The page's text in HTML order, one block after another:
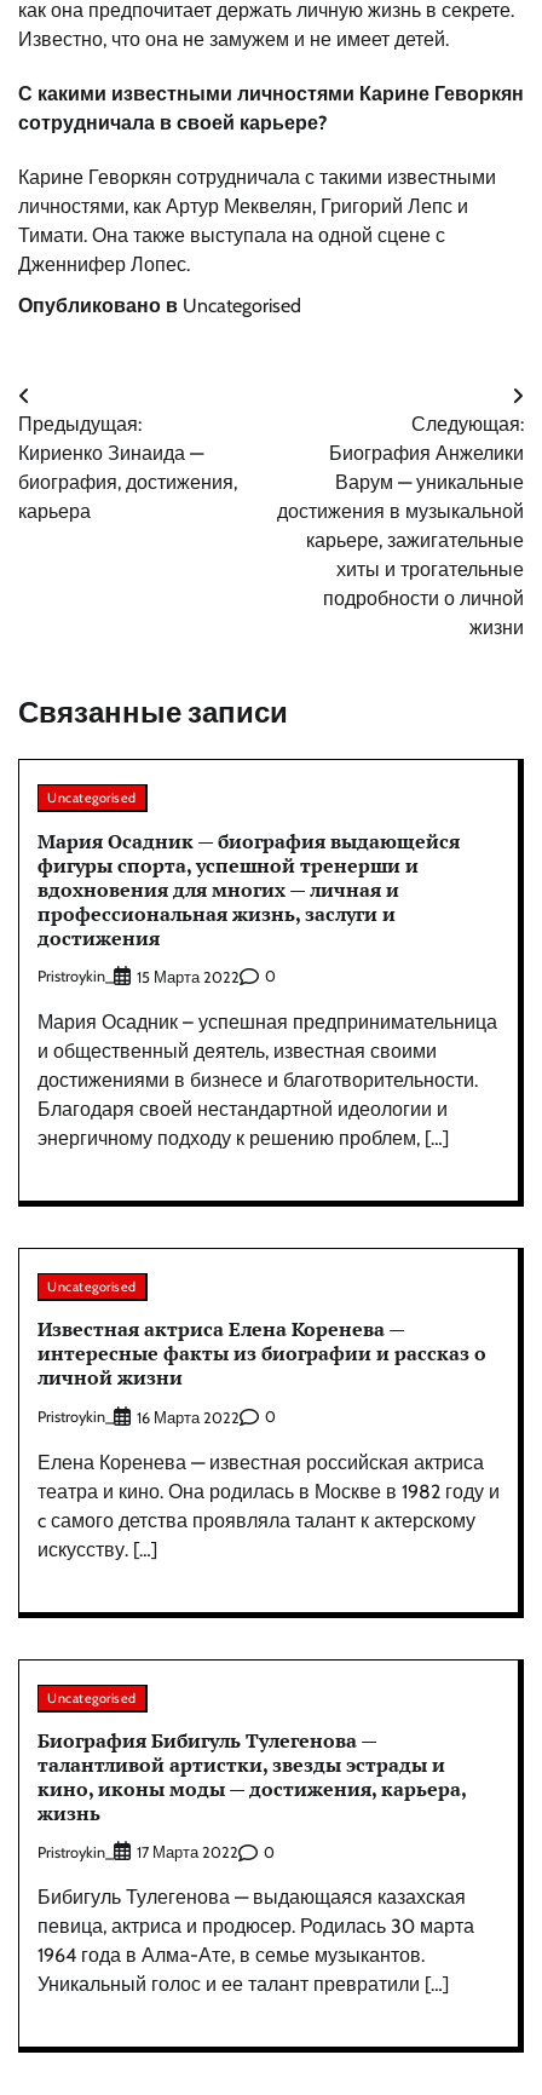
как она предпочитает держать личную жизнь в секрете.
Известно, что она не замужем и не имеет детей.
С какими известными личностями Карине Геворкян
сотрудничала в своей карьере?
Карине Геворкян сотрудничала с такими известными
личностями, как Артур Меквелян, Григорий Лепс и
Тимати. Она также выступала на одной сцене с
Дженнифер Лопес.
Опубликовано в Uncategorised
Навигация
по
записям
Предыдущая:
Кириенко Зинаида —
биография, достижения,
карьера
Следующая:
Биография Анжелики
Варум — уникальные
достижения в музыкальной
карьере, зажигательные
хиты и трогательные
подробности о личной
жизни
Связанные записи
Uncategorised
Мария Осадник — биография выдающейся
фигуры спорта, успешной тренерши и
вдохновения для многих — личная и
профессиональная жизнь, заслуги и
достижения
Pristroykin_ 15 Марта 2022 0
Мария Осадник – успешная предпринимательница
и общественный деятель, известная своими
достижениями в бизнесе и благотворительности.
Благодаря своей нестандартной идеологии и
энергичному подходу к решению проблем, […]
Uncategorised
Известная актриса Елена Коренева —
интересные факты из биографии и рассказ о
личной жизни
Pristroykin_ 16 Марта 2022 0
Елена Коренева — известная российская актриса
театра и кино. Она родилась в Москве в 1982 году и
c самого детства проявляла талант к актерскому
искусству. […]
Uncategorised
Биография Бибигуль Тулегенова —
талантливой артистки, звезды эстрады и
кино, иконы моды — достижения, карьера,
жизнь
Pristroykin_ 17 Марта 2022 0
Бибигуль Тулегенова — выдающаяся казахская
певица, актриса и продюсер. Родилась 30 марта
1964 года в Алма-Ате, в семье музыкантов.
Уникальный голос и ее талант превратили […]